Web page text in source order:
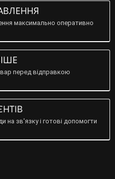
максимально оперативно
перед відправкою
зв'язку і готові допомогти